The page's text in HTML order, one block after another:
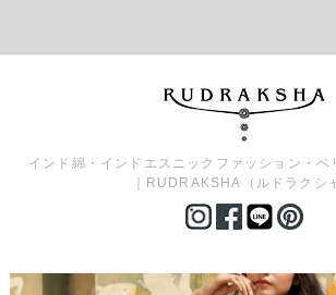
インド綿・インドエスニックファッション・ベ
｜RUDRAKSHA（ルドラクシ